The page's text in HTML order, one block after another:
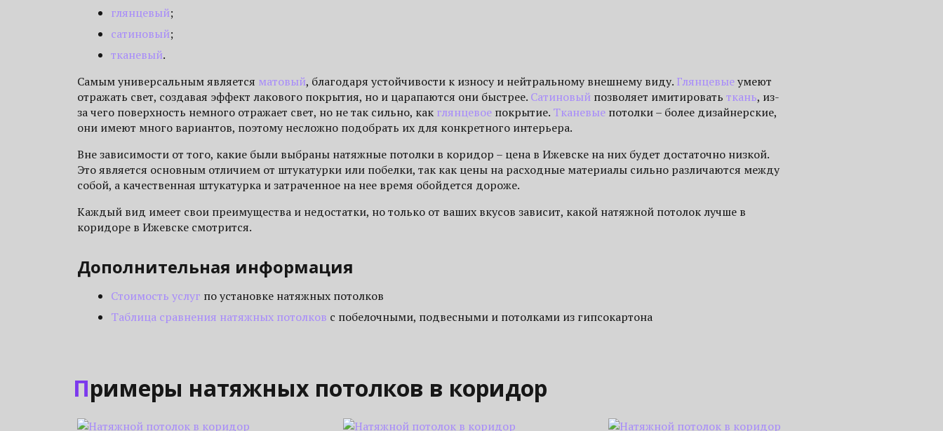
глянцевый;
сатиновый;
тканевый.
Самым универсальным является матовый, благодаря устойчивости к износу и нейтральному внешнему виду. Глянцевыеумеют
отражать свет, создавая эффект лакового покрытия, но и царапаются они быстрее. Сатиновый позволяет имитировать ткань, из-
за чего поверхность немного отражает свет, но не так сильно, как глянцевое покрытие. Тканевые потолки – более дизайнерские,
они имеют много вариантов, поэтому несложно подобрать их для конкретного интерьера.
Вне зависимости от того, какие были выбраны натяжные потолки в коридор – цена в Ижевске на них будет достаточно низкой.
Это является основным отличием от штукатурки или побелки, так как цены на расходные материалы сильно различаются между
собой, а качественная штукатурка и затраченное на нее время обойдется дороже.
Каждый вид имеет свои преимущества и недостатки, но только от ваших вкусов зависит, какой натяжной потолок лучше в
коридоре в Ижевске смотрится.
Дополнительная информация
Стоимость услуг по установке натяжных потолков
Таблица сравнения натяжных потолков с побелочными, подвесными и потолками из гипсокартона
Примеры натяжных потолков в коридор